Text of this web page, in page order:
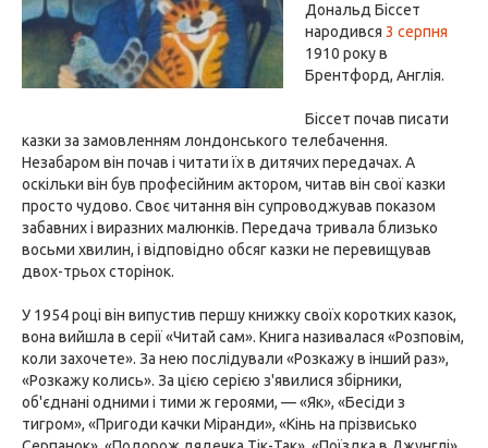
Дональд Біссет
народився 3 серпня
1910 року в
Брентфорд, Англія.
Біссет почав писати
казки за замовленням лондонського телебачення.
Незабаром він почав і читати їх в дитячих передачах. А
оскільки він був професійним актором, читав він свої казки
просто чудово. Своє читання він супроводжував показом
забавних і виразних малюнків. Передача тривала близько
восьми хвилин, і відповідно обсяг казки не перевищував
двох-трьох сторінок.
У 1954 році він випустив першу книжку своїх коротких казок,
вона вийшла в серії «Читай сам». Книга називалася «Розповім,
коли захочете». За нею послідували «Розкажу в інший раз»,
«Розкажу колись». За цією серією з'явилися збірники,
об'єднані одними і тими ж героями, — «Як», «Бесіди з
тигром», «Пригоди качки Міранди», «Кінь на прізвисько